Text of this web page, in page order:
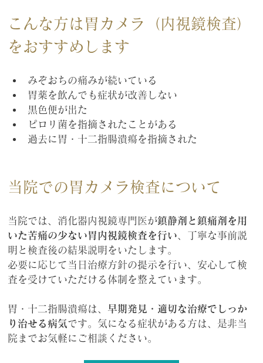
こんな方は胃カメラ（内視鏡検査）
をおすすめします
みぞおちの痛みが続いている
胃薬を飲んでも症状が改善しない
黒色便が出た
ピロリ菌を指摘されたことがある
過去に胃・十二指腸潰瘍を指摘された
当院での胃カメラ検査について
当院では、消化器内視鏡専門医が鎮静剤と鎮痛剤を用
いた苦痛の少ない胃内視鏡検査を行い 、丁寧な事前説
明と検査後の結果説明をいたします。
必要に応じて当日治療方針の提示を行い、安心して検
査を受けていただける体制を整えています。
胃・十二指腸潰瘍は、 早期発見・適切な治療でしっか
り治せる病気です。気になる症状がある方は、是非当
院までお気軽にご相談ください。